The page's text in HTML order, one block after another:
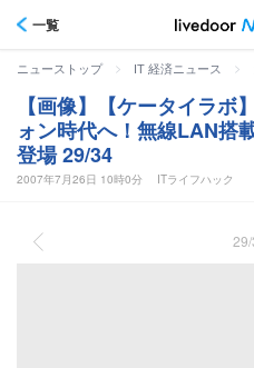
一覧
ニューストップ > IT 経済ニュース >
【画像】【ケータイラボ
ォン時代へ！無線LAN搭
登場 29/34
2007年7月26日 10時0分 ITライフハック